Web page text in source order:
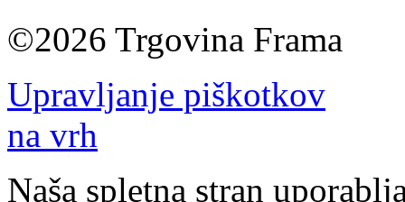
©2026 Trgovina Frama
Upravljanje piškotkov
na vrh
Naša spletna stran